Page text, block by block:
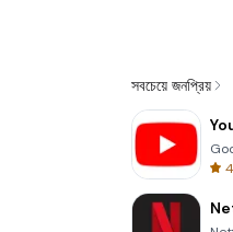
সবচেয়ে জনপ্রিয়